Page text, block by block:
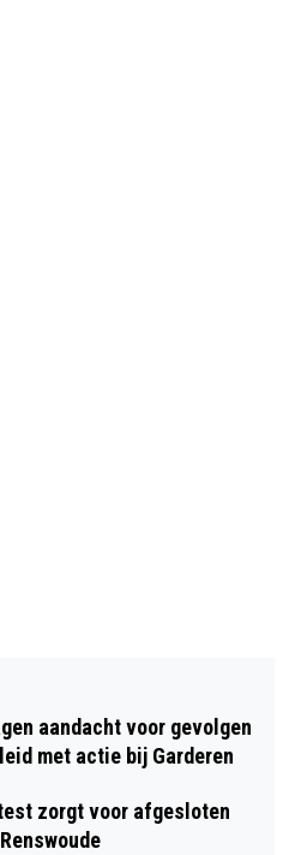
LYCEUM
DOOR
IN RESTAURANTS
aandacht voor gevolgen
met actie bij Garderen
zorgt voor afgesloten